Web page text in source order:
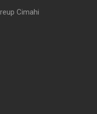
Cimahi